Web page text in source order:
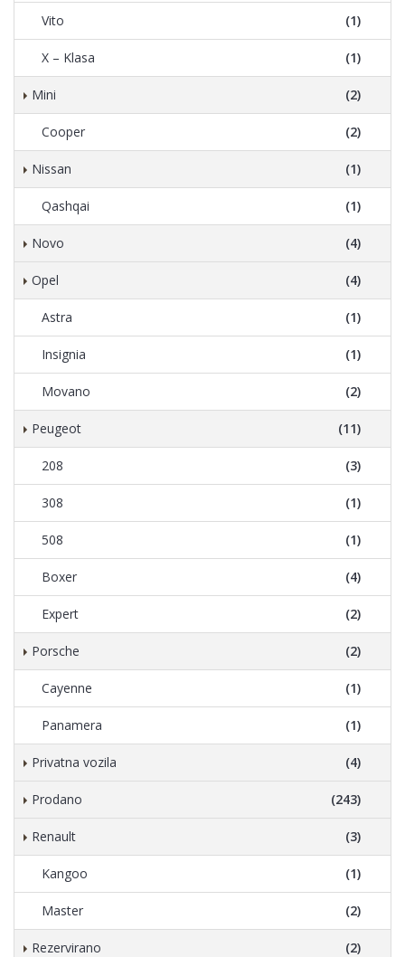
Vito (1)
X – Klasa (1)
Mini (2)
Cooper (2)
Nissan (1)
Qashqai (1)
Novo (4)
Opel (4)
Astra (1)
Insignia (1)
Movano (2)
Peugeot (11)
208 (3)
308 (1)
508 (1)
Boxer (4)
Expert (2)
Porsche (2)
Cayenne (1)
Panamera (1)
Privatna vozila (4)
Prodano (243)
Renault (3)
Kangoo (1)
Master (2)
Rezervirano (2)